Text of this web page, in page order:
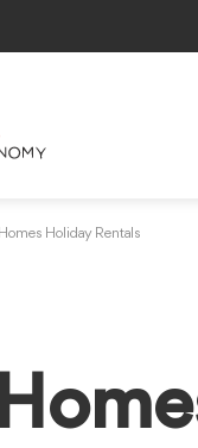
Holiday Rentals